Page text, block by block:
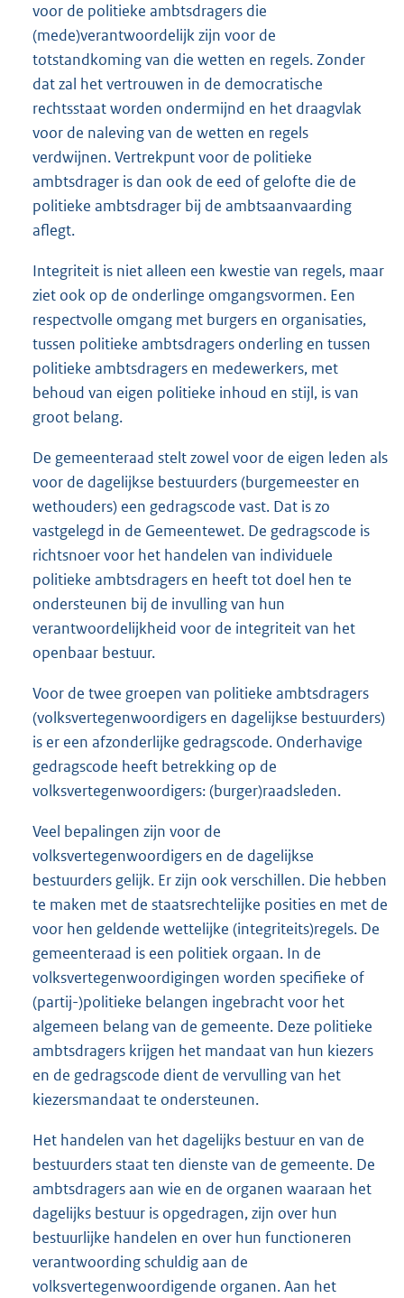
voor de politieke ambtsdragers die
(mede)verantwoordelijk zijn voor de
totstandkoming van die wetten en regels. Zonder
dat zal het vertrouwen in de democratische
rechtsstaat worden ondermijnd en het draagvlak
voor de naleving van de wetten en regels
verdwijnen. Vertrekpunt voor de politieke
ambtsdrager is dan ook de eed of gelofte die de
politieke ambtsdrager bij de ambtsaanvaarding
aflegt.
Integriteit is niet alleen een kwestie van regels, maar
ziet ook op de onderlinge omgangsvormen. Een
respectvolle omgang met burgers en organisaties,
tussen politieke ambtsdragers onderling en tussen
politieke ambtsdragers en medewerkers, met
behoud van eigen politieke inhoud en stijl, is van
groot belang.
De gemeenteraad stelt zowel voor de eigen leden als
voor de dagelijkse bestuurders (burgemeester en
wethouders) een gedragscode vast. Dat is zo
vastgelegd in de Gemeentewet. De gedragscode is
richtsnoer voor het handelen van individuele
politieke ambtsdragers en heeft tot doel hen te
ondersteunen bij de invulling van hun
verantwoordelijkheid voor de integriteit van het
openbaar bestuur.
Voor de twee groepen van politieke ambtsdragers
(volksvertegenwoordigers en dagelijkse bestuurders)
is er een afzonderlijke gedragscode. Onderhavige
gedragscode heeft betrekking op de
volksvertegenwoordigers: (burger)raadsleden.
Veel bepalingen zijn voor de
volksvertegenwoordigers en de dagelijkse
bestuurders gelijk. Er zijn ook verschillen. Die hebben
te maken met de staatsrechtelijke posities en met de
voor hen geldende wettelijke (integriteits)regels. De
gemeenteraad is een politiek orgaan. In de
volksvertegenwoordigingen worden specifieke of
(partij-)politieke belangen ingebracht voor het
algemeen belang van de gemeente. Deze politieke
ambtsdragers krijgen het mandaat van hun kiezers
en de gedragscode dient de vervulling van het
kiezersmandaat te ondersteunen.
Het handelen van het dagelijks bestuur en van de
bestuurders staat ten dienste van de gemeente. De
ambtsdragers aan wie en de organen waaraan het
dagelijks bestuur is opgedragen, zijn over hun
bestuurlijke handelen en over hun functioneren
verantwoording schuldig aan de
volksvertegenwoordigende organen. Aan het